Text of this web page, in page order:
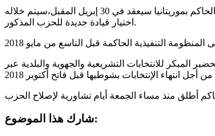
قال مصدر إن المؤتمر العادي للحزب الإتحاد من أجل الجمهورية الحاكم بموريتانيا سيعقد في 30 إبريل المقبل،سيتم خلاله
اختيار قيادة جديدة للحزب المذكور.
للانتخابات التشريعية والجهوية والبلدية عبر
شارك هذا الموضوع: